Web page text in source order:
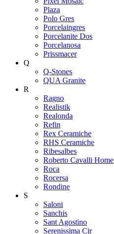
Plaza
Polo Gres
Porcelaingres
Porcelanite Dos
Porcelanosa
Prissmacer
Q
Q-Stones
QUA Granite
R
Ragno
Realistik
Realonda
Refin
Rex Ceramiche
RHS Ceramiche
Ribesalbes
Roberto Cavalli Home
Roca
Rocersa
Rondine
S
Saloni
Sanchis
Sant Agostino
Serenissima Cir